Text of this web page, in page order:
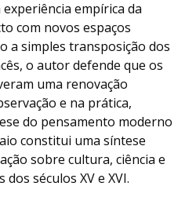
empírica da
com novos espaços
a simples transposição dos
o autor defende que os
uma renovação
e na prática,
do pensamento moderno
constitui uma síntese
sobre cultura, ciência e
séculos XV e XVI.